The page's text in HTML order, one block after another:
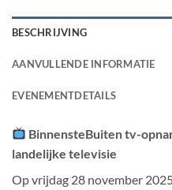
BESCHRIJVING
AANVULLENDE INFORMATIE
EVENEMENTDETAILS
BinnensteBuiten tv-
landelijke televisie
Op vrijdag 28 november